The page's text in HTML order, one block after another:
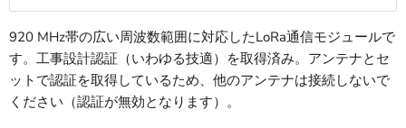
920 MHz帯の広い周波数範囲に対応したLoRa通信モジュールで
す。工事設計認証（いわゆる技適）を取得済み。アンテナとセ
ットで認証を取得しているため、他のアンテナは接続しないで
ください（認証が無効となります）。